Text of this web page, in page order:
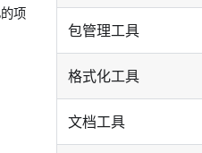
项
包管理工具
格式化工具
文档工具